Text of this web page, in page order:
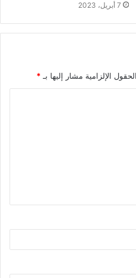
7 أبريل، 2023
الحقول الإلزامية مشار إليها بـ *